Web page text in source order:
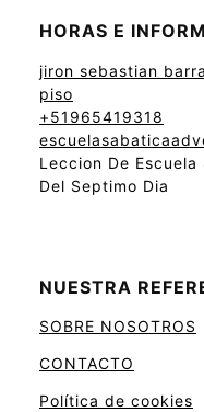
HORAS E
jiron sebastian
piso
+51965419318
Leccion De
Del Septimo Dia
NUESTRA
SOBRE NOSOTROS
CONTACTO
Política de cookies